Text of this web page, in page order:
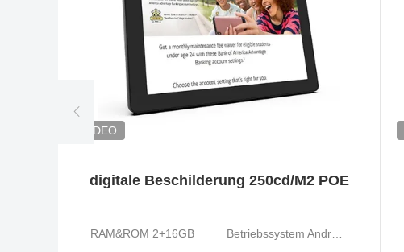
VIDEO
digitale Beschilderung 250cd/M2 POE
RAM&ROM 2+16GB